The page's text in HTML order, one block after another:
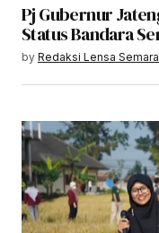
Pj Gubernur
Status Bandara
by Redaksi Lensa